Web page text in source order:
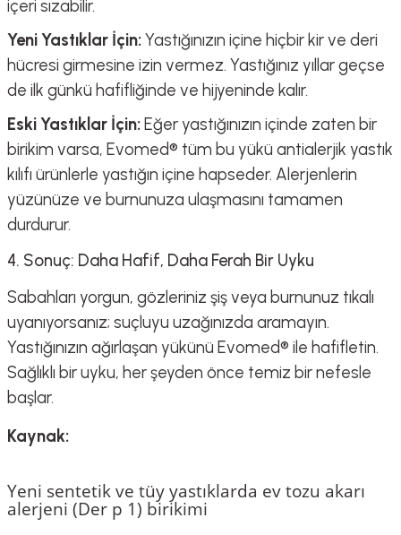
içeri sızabilir.
Yeni Yastıklar İçin:Yastığınızın içine hiçbir kir ve deri
hücresi girmesine izin vermez. Yastığınız yıllar geçse
de ilk günkü hafifliğinde ve hijyeninde kalır.
Eski Yastıklar İçin:Eğer yastığınızın içinde zaten bir
birikim varsa, Evomed® tüm bu yükü antialerjik yastık
kılıfı ürünlerle yastığın içine hapseder. Alerjenlerin
yüzünüze ve burnunuza ulaşmasını tamamen
durdurur.
4. Sonuç: Daha Hafif, Daha Ferah Bir Uyku
Sabahları yorgun, gözleriniz şiş veya burnunuz tıkalı
uyanıyorsanız; suçluyu uzağınızda aramayın.
Yastığınızın ağırlaşan yükünü Evomed® ile hafifletin.
Sağlıklı bir uyku, her şeyden önce temiz bir nefesle
başlar.
Kaynak:
Yeni sentetik ve tüy yastıklarda ev tozu akarı
alerjeni (Der p 1) birikimi